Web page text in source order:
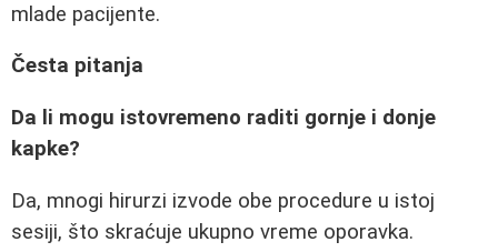
mlade pacijente.
Česta pitanja
Da li mogu istovremeno raditi gornje i donje
kapke?
Da, mnogi hirurzi izvode obe procedure u istoj
sesiji, što skraćuje ukupno vreme oporavka.